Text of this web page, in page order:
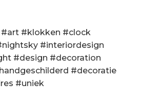
#klokken #clock
#interiordesign
#design #decoration
#decoratie
#uniek